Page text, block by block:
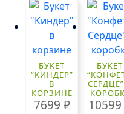
БУКЕТ
“КИНДЕР”
В
КОРЗИНЕ
7699 ₽
БУКЕТ